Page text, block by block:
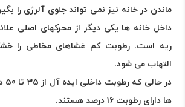
ماندن در خانه نیز نمی تواند جلوی آلرژی را
داخل خانه ها یکی دیگر از محرکهای اصلی
ریه است. رطوبت کم غشاهای مخاطی را
التهاب می شود.
ها دارای رطوبت 16 درصد هستند
.